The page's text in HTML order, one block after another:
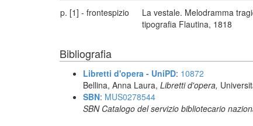
p. [1] - frontespizio
La vestale. Melodramma
tipografia Flautina, 1818
Bibliografia
Libretti d'opera - UniPD: 10872
Bellina, Anna Laura, Libretti d'opera,
SBN: MUS0278544
SBN Catalogo del servizio bibliotecario